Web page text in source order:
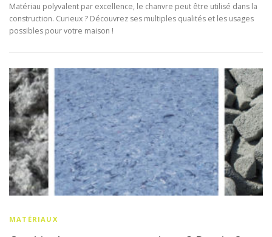
Matériau polyvalent par excellence, le chanvre peut être utilisé dans la
construction. Curieux ? Découvrez ses multiples qualités et les usages
possibles pour votre maison !
MATÉRIAUX